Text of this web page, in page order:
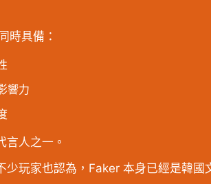
時具備：
響力
言人之一。
少玩家也認為，Faker 本身已經是韓國